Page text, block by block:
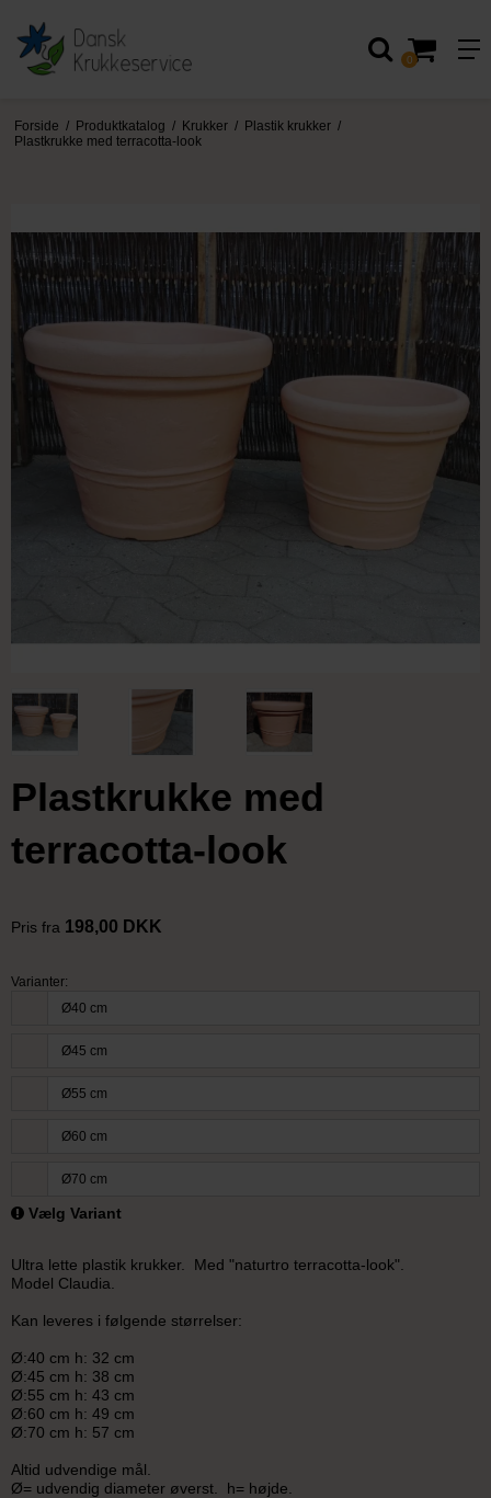
0
Forside / Produktkatalog / Krukker / Plastik krukker /
Plastkrukke med terracotta-look
Plastkrukke med
terracotta-look
Pris fra 198,00 DKK
Varianter:
Ø40 cm
Ø45 cm
Ø55 cm
Ø60 cm
Ø70 cm
Vælg Variant
Ultra lette plastik krukker. Med "naturtro terracotta-look".
Model Claudia.
Kan leveres i følgende størrelser:
Ø:40 cm h: 32 cm
Ø:45 cm h: 38 cm
Ø:55 cm h: 43 cm
Ø:60 cm h: 49 cm
Ø:70 cm h: 57 cm
Altid udvendige mål.
Ø= udvendig diameter øverst. h= højde.